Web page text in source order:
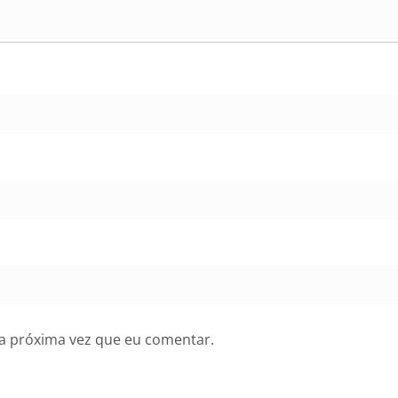
próxima vez que eu comentar.